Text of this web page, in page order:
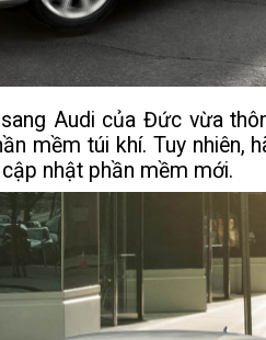
Audi của Đức vừa
mềm túi khí. Tuy nhiên,
nhật phần mềm mới.